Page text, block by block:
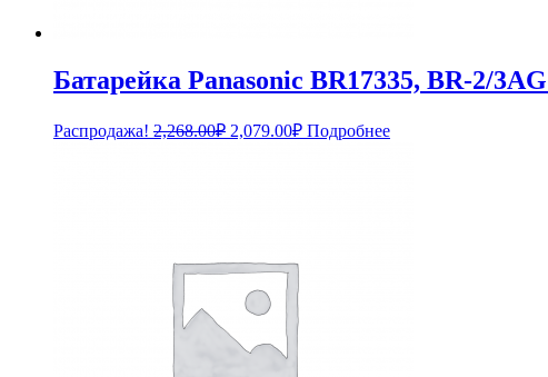
Батарейка Panasonic BR17335, BR-2/
Распродажа! 2,268.00₽ Первоначальная
2,079.00₽Текущая
цена:
Подробнее